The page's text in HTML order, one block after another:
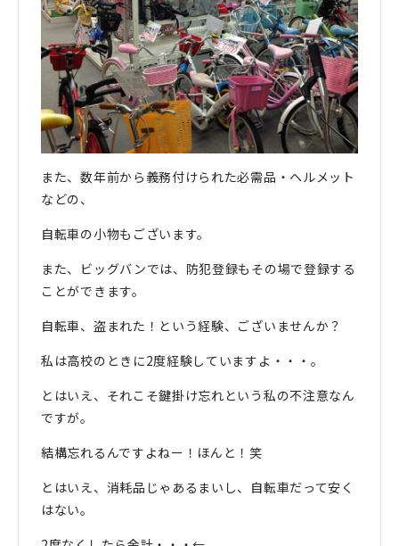
また、数年前から義務付けられた必需品・ヘルメット
などの、
自転車の小物もございます。
また、ビッグバンでは、防犯登録もその場で登録する
ことができます。
自転車、盗まれた！という経験、ございませんか？
私は高校のときに2度経験していますよ・・・。
とはいえ、それこそ鍵掛け忘れという私の不注意なん
ですが。
結構忘れるんですよねー！ほんと！笑
とはいえ、消耗品じゃあるまいし、自転車だって安く
はない。